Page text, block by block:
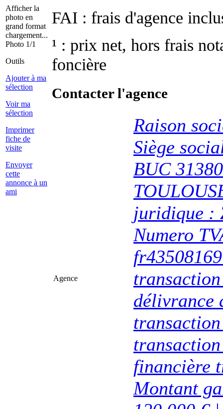
Afficher la
photo en
grand format
chargement...
Photo 1/1
Outils
Ajouter à ma
sélection
Voir ma
sélection
Imprimer
fiche de
visite
Envoyer
cette
annonce à un
ami
FAI : frais d'agence
¹ : prix net, hors frais
foncière
Contacter l'agence
Agence
Raison
Siège
BUC
juridique :
Numero
délivrance
financière
Montant